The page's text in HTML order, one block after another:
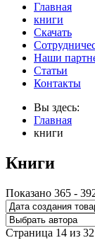
Главная
книги
Скачать
Наши
Статьи
Контакты
Вы здесь:
Главная
книги
Книги
Показано 365 -
Страница 14 из 32